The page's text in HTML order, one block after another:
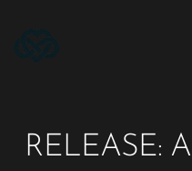
RELEASE: